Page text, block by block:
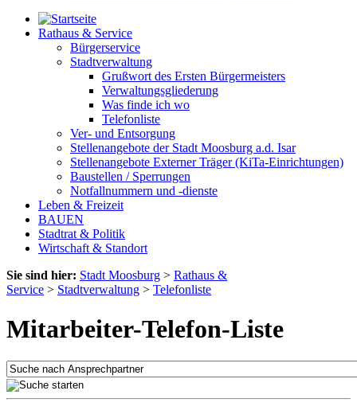
Rathaus & Service
Bürgerservice
Stadtverwaltung
Grußwort des Ersten Bürgermeisters
Verwaltungsgliederung
Was finde ich wo
Telefonliste
Ver- und Entsorgung
Stellenangebote der Stadt Moosburg a.d. Isar
Stellenangebote Externer Träger (KiTa-Einrichtungen)
Baustellen / Sperrungen
Notfallnummern und -dienste
Leben & Freizeit
BAUEN
Stadtrat & Politik
Wirtschaft & Standort
Sie sind hier: Stadt Moosburg > Rathaus &
Service > Stadtverwaltung > Telefonliste
Mitarbeiter-Telefon-Liste